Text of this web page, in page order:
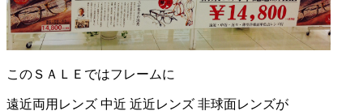
このＳＡＬＥではフレームに
遠近両用レンズ 中近 近近レンズ 非球面レンズが